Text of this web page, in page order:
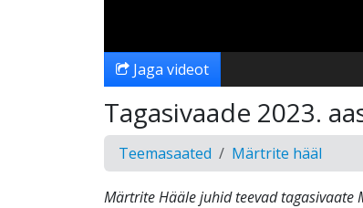
Jaga videot
Tagasivaade 2023.
Teemasaated Märtrite hääl
Märtrite Hääle juhid teevad tagasivaate